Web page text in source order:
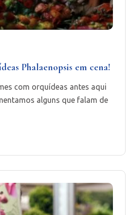
Phalaenopsis em cena!
com orquídeas antes aqui
alguns que falam de